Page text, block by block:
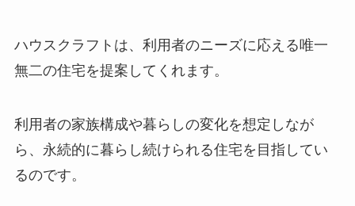
ハウスクラフトは、利用者のニーズに応える唯一
無二の住宅を提案してくれます。
利用者の家族構成や暮らしの変化を想定しなが
ら、永続的に暮らし続けられる住宅を目指してい
るのです。